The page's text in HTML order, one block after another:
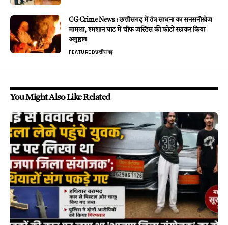
CG Crime News : छत्तीसगढ़ में तंत्र साधना का सनसनीखेज
मामला, श्मशान घाट में चीफ जस्टिस की फोटो रखकर किया
अनुष्ठान
FEATUREDछत्तीसगढ़
You Might Also Like Related